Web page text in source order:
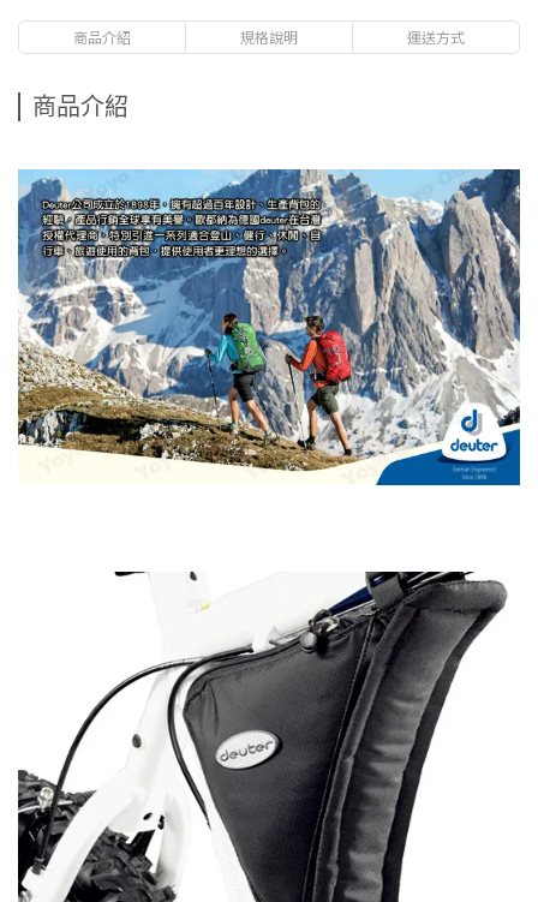
商品介紹 規格說明 運送方式
商品介紹